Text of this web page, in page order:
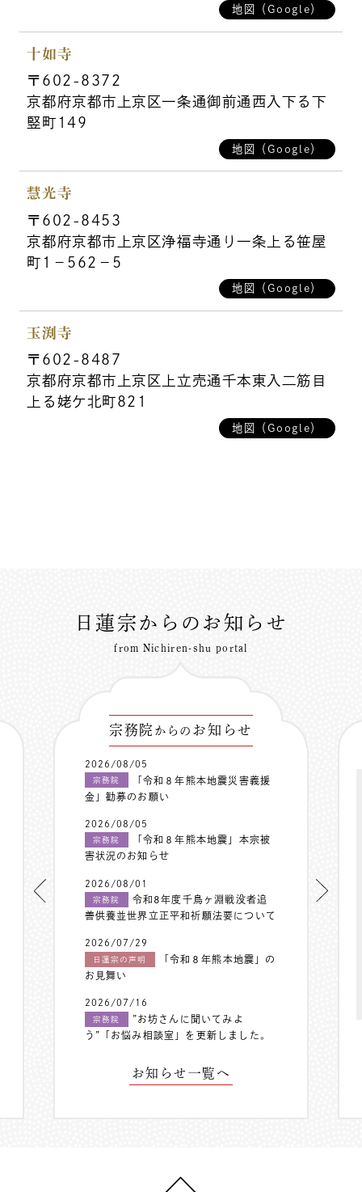
地図（Google）
十如寺
〒602-8372
京都府京都市上京区一条通御前通西入下る下
竪町149
地図（Google）
慧光寺
〒602-8453
京都府京都市上京区浄福寺通り一条上る笹屋
町1－562－5
地図（Google）
玉渕寺
〒602-8487
京都府京都市上京区上立売通千本東入二筋目
上る姥ケ北町821
地図（Google）
日蓮宗からのお知らせ
from Nichiren-shu portal
宗務院 からの お知らせ
2026/08/05
宗務院
「令和８年熊本地震災害義援
金」勧募のお願い
2026/08/05
宗務院
「令和８年熊本地震」本宗被
害状況のお知らせ
2026/08/01
宗務院
令和8年度千鳥ヶ淵戦没者追
善供養並世界立正平和祈願法要について
2026/07/29
日蓮宗の声明
「令和８年熊本地震」の
お見舞い
2026/07/16
宗務院
”お坊さんに聞いてみよ
う”「お悩み相談室」を更新しました。
お知らせ一覧へ